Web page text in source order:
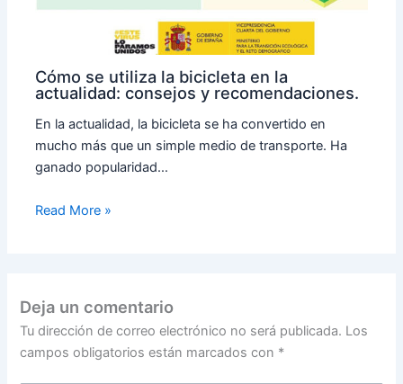
Cómo se utiliza la bicicleta en la
actualidad: consejos y recomendaciones.
En la actualidad, la bicicleta se ha convertido en
mucho más que un simple medio de transporte. Ha
ganado popularidad…
Read More »
Deja un comentario
Tu dirección de correo electrónico no será publicada. Los
campos obligatorios están marcados con *